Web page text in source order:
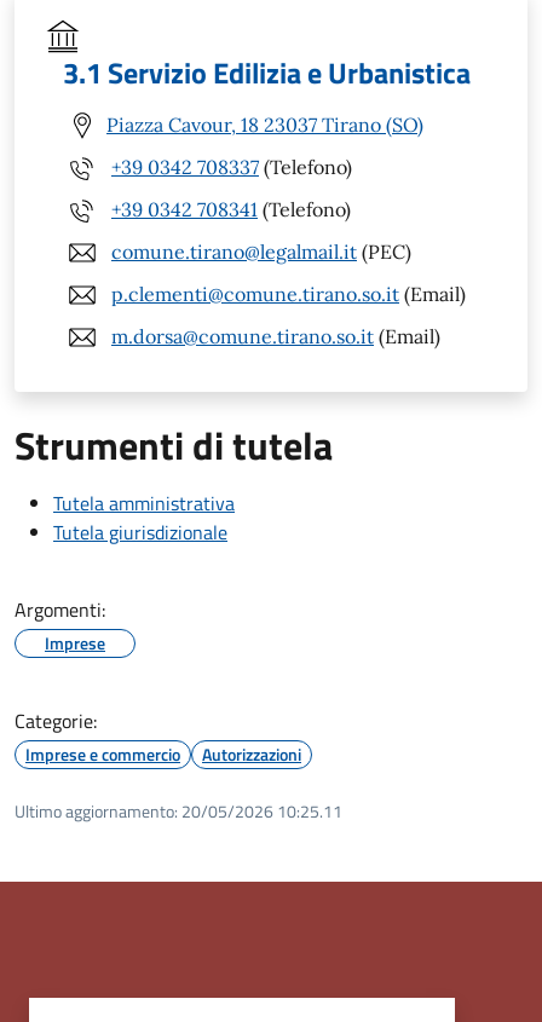
3.1 Servizio Edilizia e Urbanistica
Piazza Cavour, 18 23037 Tirano (SO)
+39 0342 708337 (Telefono)
+39 0342 708341 (Telefono)
comune.tirano@legalmail.it (PEC)
p.clementi@comune.tirano.so.it (Email)
m.dorsa@comune.tirano.so.it (Email)
Strumenti di tutela
Tutela amministrativa
Tutela giurisdizionale
Argomenti:
Imprese
Categorie:
Imprese e commercio Autorizzazioni
Ultimo aggiornamento: 20/05/2026 10:25.11